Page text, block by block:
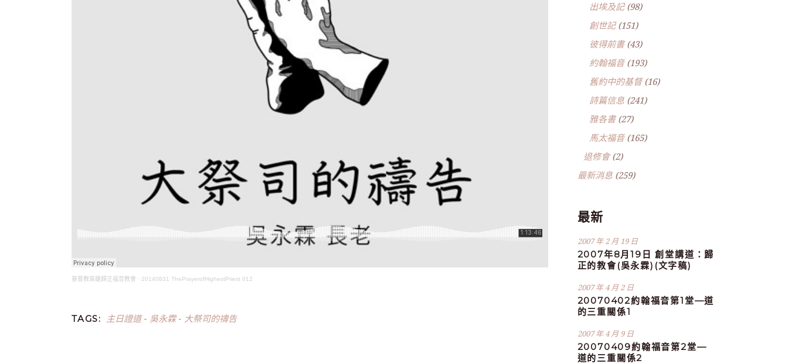
基督教高雄歸正福音教會 · 20140831 ThePrayerofHighestPriest 012
TAGS: 主日證道- 吳永霖- 大祭司的禱告
出埃及記(98)
創世記(151)
彼得前書(43)
約翰福音(193)
舊約中的基督(16)
詩篇信息(241)
雅各書(27)
馬太福音(165)
退修會(2)
最新消息(259)
最新
2007 年 2 月 19 日
2007年8月19日 創堂講道：歸
正的教會(吳永霖)(文字稿)
2007 年 4 月 2 日
20070402約翰福音第1堂—道
的三重關係1
2007 年 4 月 9 日
20070409約翰福音第2堂—
道的三重關係2